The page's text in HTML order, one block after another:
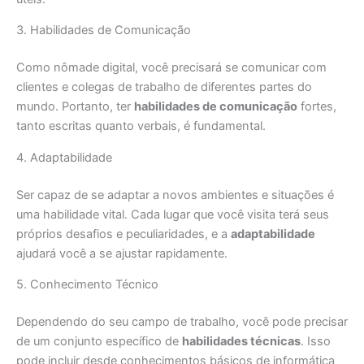
3. Habilidades de Comunicação
Como nômade digital, você precisará se comunicar com
clientes e colegas de trabalho de diferentes partes do
mundo. Portanto, ter habilidades de comunicação fortes,
tanto escritas quanto verbais, é fundamental.
4. Adaptabilidade
Ser capaz de se adaptar a novos ambientes e situações é
uma habilidade vital. Cada lugar que você visita terá seus
próprios desafios e peculiaridades, e a adaptabilidade
ajudará você a se ajustar rapidamente.
5. Conhecimento Técnico
Dependendo do seu campo de trabalho, você pode precisar
de um conjunto específico de habilidades técnicas. Isso
pode incluir desde conhecimentos básicos de informática